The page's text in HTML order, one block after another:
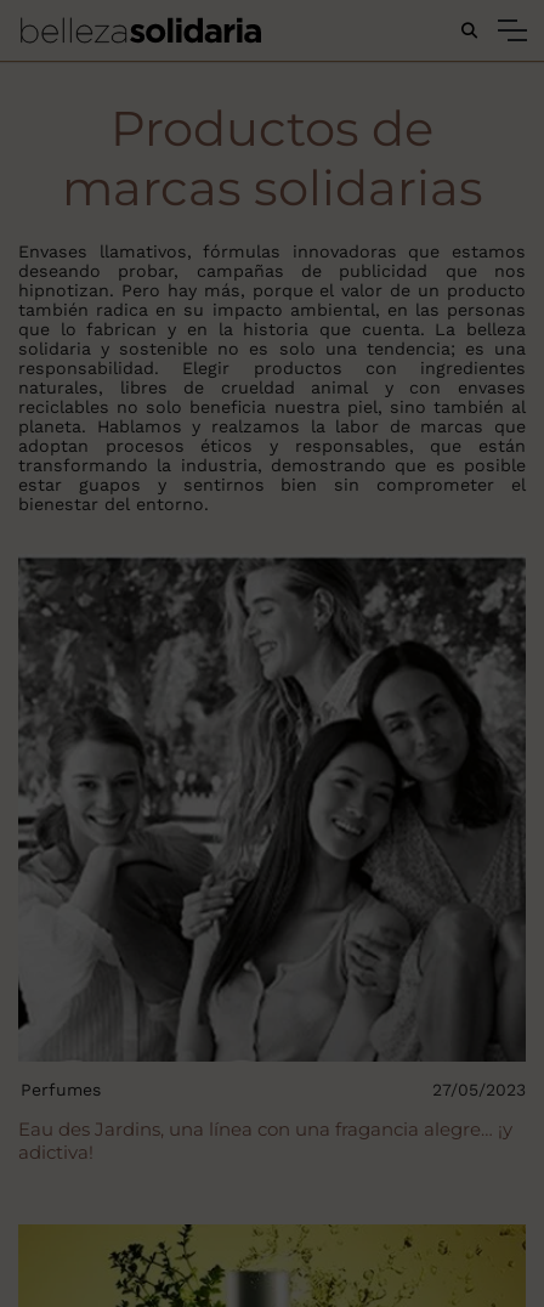
Buscar...
Productos de
marcas solidarias
Envases llamativos, fórmulas innovadoras que estamos
deseando probar, campañas de publicidad que nos
hipnotizan. Pero hay más, porque el valor de un producto
también radica en su impacto ambiental, en las personas
que lo fabrican y en la historia que cuenta. La belleza
solidaria y sostenible no es solo una tendencia; es una
responsabilidad. Elegir productos con ingredientes
naturales, libres de crueldad animal y con envases
reciclables no solo beneficia nuestra piel, sino también al
planeta. Hablamos y realzamos la labor de marcas que
adoptan procesos éticos y responsables, que están
transformando la industria, demostrando que es posible
estar guapos y sentirnos bien sin comprometer el
bienestar del entorno.
Eau des Jardins, una línea con una fragancia alegre… ¡y
adictiva!
Perfumes 27/05/2023